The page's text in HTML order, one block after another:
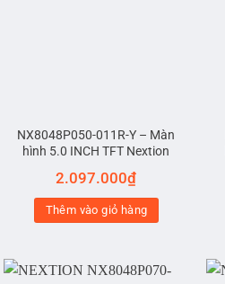
NX8048P050-011R-Y – Màn
hình 5.0 INCH TFT Nextion
2.097.000₫
Thêm vào giỏ hàng